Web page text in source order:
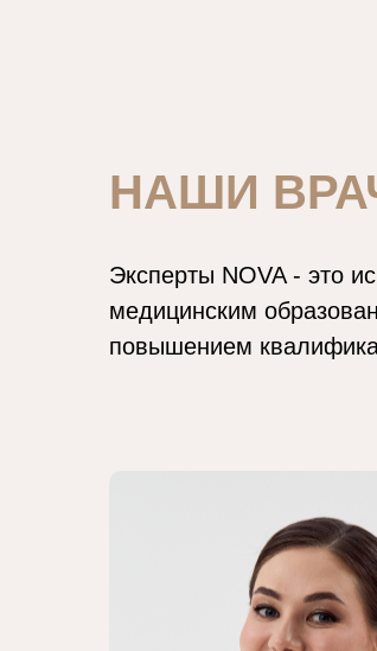
НАШИ
Эксперты NOVA - это
медицинским
повышением